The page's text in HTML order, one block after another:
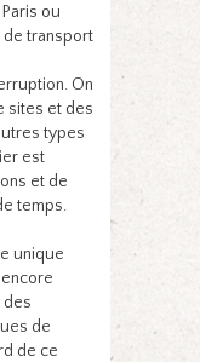
ou
de transport
On
sites et des
types
est
et de
temps.
unique
des
de
de ce